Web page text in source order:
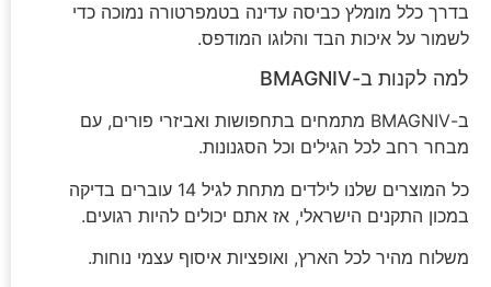
בדרך כלל מומלץ כביסה עדינה בטמפרטורה נמוכה כדי
לשמור על איכות הבד והלוגו המודפס.
למה לקנות ב-BMAGNIV
ב-BMAGNIV מתמחים בתחפושות ואביזרי פורים, עם
מבחר רחב לכל הגילים וכל הסגנונות.
כל המוצרים שלנו לילדים מתחת לגיל 14 עוברים בדיקה
במכון התקנים הישראלי, אז אתם יכולים להיות רגועים.
משלוח מהיר לכל הארץ, ואופציות איסוף עצמי נוחות.